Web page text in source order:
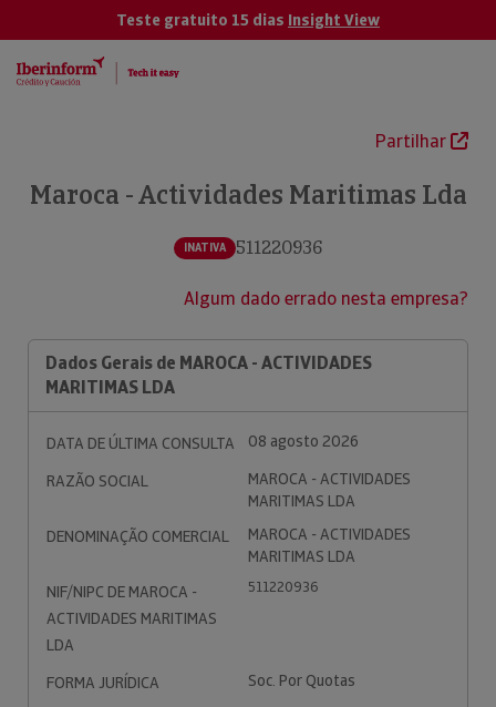
Teste gratuito 15 dias Insight View
Partilhar
Maroca - Actividades Maritimas Lda
INATIVA 511220936
Algum dado errado nesta empresa?
Dados Gerais de MAROCA - ACTIVIDADES
MARITIMAS LDA
DATA DE ÚLTIMA CONSULTA
08 agosto 2026
RAZÃO SOCIAL
MAROCA - ACTIVIDADES
MARITIMAS LDA
DENOMINAÇÃO COMERCIAL
MAROCA - ACTIVIDADES
MARITIMAS LDA
NIF/NIPC DE MAROCA -
ACTIVIDADES MARITIMAS
LDA
511220936
FORMA JURÍDICA
Soc. Por Quotas